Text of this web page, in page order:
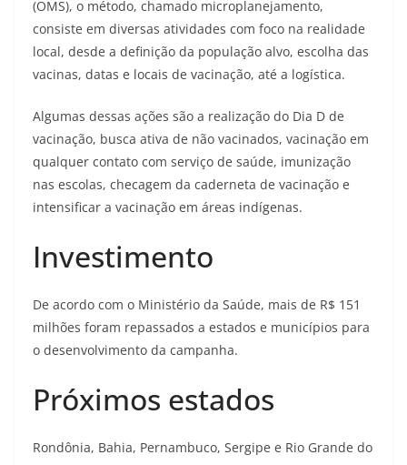
(OMS), o método, chamado microplanejamento,
consiste em diversas atividades com foco na realidade
local, desde a definição da população alvo, escolha das
vacinas, datas e locais de vacinação, até a logística.
Algumas dessas ações são a realização do Dia D de
vacinação, busca ativa de não vacinados, vacinação em
qualquer contato com serviço de saúde, imunização
nas escolas, checagem da caderneta de vacinação e
intensificar a vacinação em áreas indígenas.
Investimento
De acordo com o Ministério da Saúde, mais de R$ 151
milhões foram repassados a estados e municípios para
o desenvolvimento da campanha.
Próximos estados
Rondônia, Bahia, Pernambuco, Sergipe e Rio Grande do